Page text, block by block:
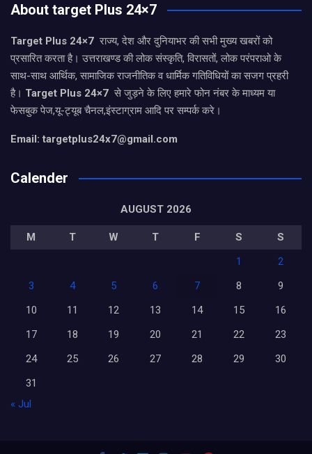
About target Plus 24×7
Target Plus 24×7 राज्य, देश और दुनियाभर की सभी मुख्य खबरों को
प्रसारित करता है। उत्तराखण्ड की लोक संस्कृति, विरासतों, लोक परंपराओ के
साथ-साथ आर्थिक, सामाजिक राजनीतिक व धार्मिक गतिविधियों का सजग प्रहरी
है। Target Plus 24×7 से जुड़ने के लिए हमारे फोन नंबर के माध्यम या
फेसबुक पेज,यू-ट्यूब चैनल,इंस्टाग्राम आदि पर सम्पर्क करे।
Email: targetplus24x7@gmail.com
Calender
AUGUST 2026
M T W T F S
S
1
2
3
4 5 6 7 8
9
10
11 12 13 14 15
16
17
18 19 20 21 22
23
24
25 26 27 28 29
30
31
« Jul